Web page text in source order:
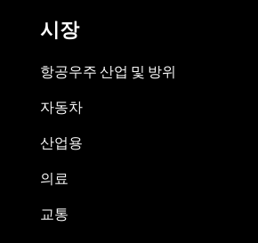
시장
항공우주 산업 및 방위
자동차
산업용
의료
교통